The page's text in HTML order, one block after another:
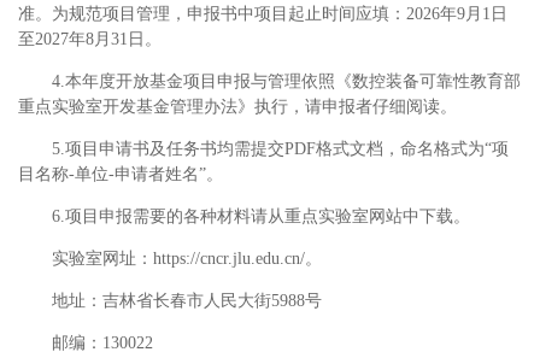
准。为规范项目管理，申报书中项目起止时间应填：2026年9月1日
至2027年8月31日。
4.本年度开放基金项目申报与管理依照《数控装备可靠性教育部
重点实验室开发基金管理办法》执行，请申报者仔细阅读。
5.项目申请书及任务书均需提交PDF格式文档，命名格式为“项
目名称-单位-申请者姓名”。
6.项目申报需要的各种材料请从重点实验室网站中下载。
实验室网址：https://cncr.jlu.edu.cn/。
地址：吉林省长春市人民大街5988号
邮编：130022